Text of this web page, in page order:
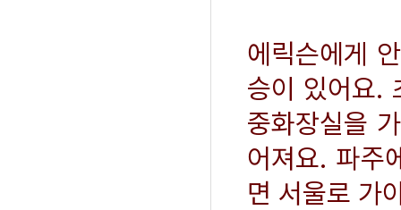
에릭슨에게
승이 있어요.
중화장실을
어져요. 파주
면 서울로 가